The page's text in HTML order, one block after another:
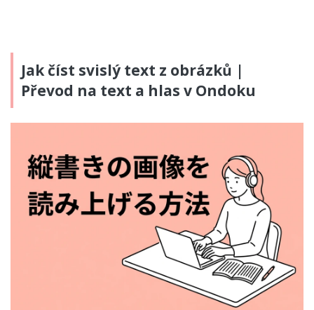
Jak číst svislý text z obrázků |
Převod na text a hlas v Ondoku